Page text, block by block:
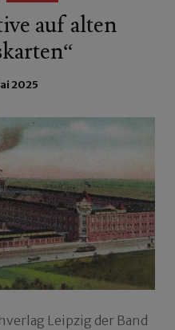
auf alten
2025
Leipzig der Band